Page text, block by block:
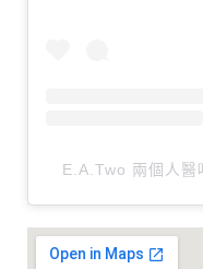
E.A.Two 兩個人醫